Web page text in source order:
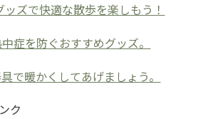
ズで快適な散歩を楽しもう！
症を防ぐおすすめグッズ。
で暖かくしてあげましょう。
ク